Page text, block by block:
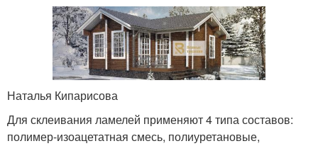
Наталья Кипарисова
Для склеивания ламелей применяют 4 типа составов:
полимер-изоацетатная смесь, полиуретановые,